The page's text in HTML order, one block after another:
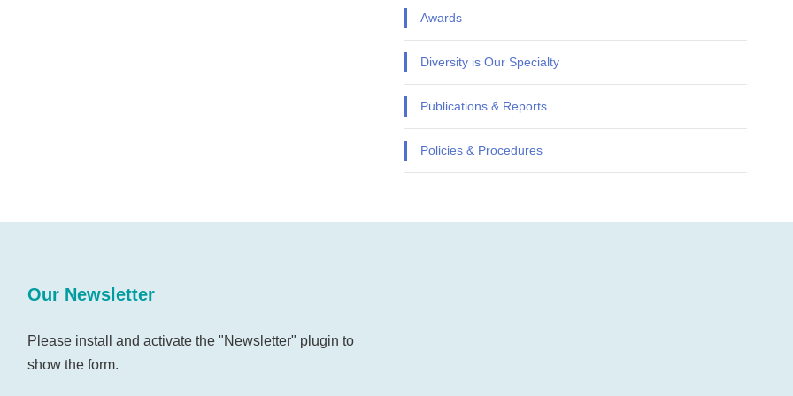
Awards
Diversity is Our Specialty
Publications & Reports
Policies & Procedures
Our Newsletter
Please install and activate the "Newsletter" plugin to
show the form.